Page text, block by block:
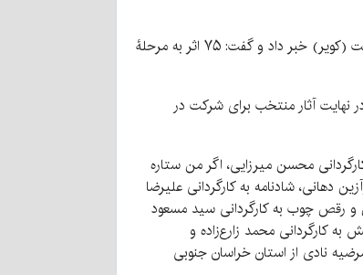
او با اشاره به اینکه کرمان برای دومین سال متوالی میزبان این جشنواره است، از ارسال ۱۶۱ اثر به جشنواره منطقه‌ای تئاتر افراد دارای معلولیت (کویر) خبر داد و گفت: ۷۵ اثر به مرحلۀ
و در نهایت آثار منتخب برای شرکت در
حدیث کریمی‌فر، رقص پا به کارگردانی محسن میرزایی، اگر من ستاره
دهانی، شادنامه به کارگردانی علیرضا
تاج‌الدین و رقص چوب به کارگردانی سید مسعود
بندهایش به کارگردانی محمد زارع‌زاده و
نادی از استان خراسان جنوبی